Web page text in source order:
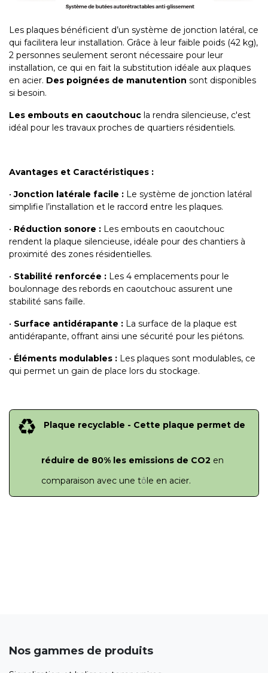
Les plaques bénéficient d’un système de jonction latéral, ce
qui facilitera leur installation. Grâce à leur faible poids (42 kg),
2 personnes seulement seront nécessaire pour leur
installation, ce qui en fait la substitution idéale aux plaques
en acier. Des poignées de manutention sont disponibles
si besoin.
Les embouts en caoutchouc la rendra silencieuse, c'est
idéal pour les travaux proches de quartiers résidentiels.
Avantages et Caractéristiques :
•Jonction latérale facile : Le système de jonction latéral
simplifie l’installation et le raccord entre les plaques.
• Réduction sonore : Les embouts en caoutchouc
rendent la plaque silencieuse, idéale pour des chantiers à
proximité des zones résidentielles.
• Stabilité renforcée : Les 4 emplacements pour le
boulonnage des rebords en caoutchouc assurent une
stabilité sans faille.
• Surface antidérapante : La surface de la plaque est
antidérapante, offrant ainsi une sécurité pour les piétons.
• Éléments modulables : Les plaques sont modulables, ce
qui permet un gain de place lors du stockage.
Plaque recyclable - Cette plaque permet de
réduire de 80% les emissions de CO2 en
comparaison avec une tôle en acier.
Nos gammes de produits